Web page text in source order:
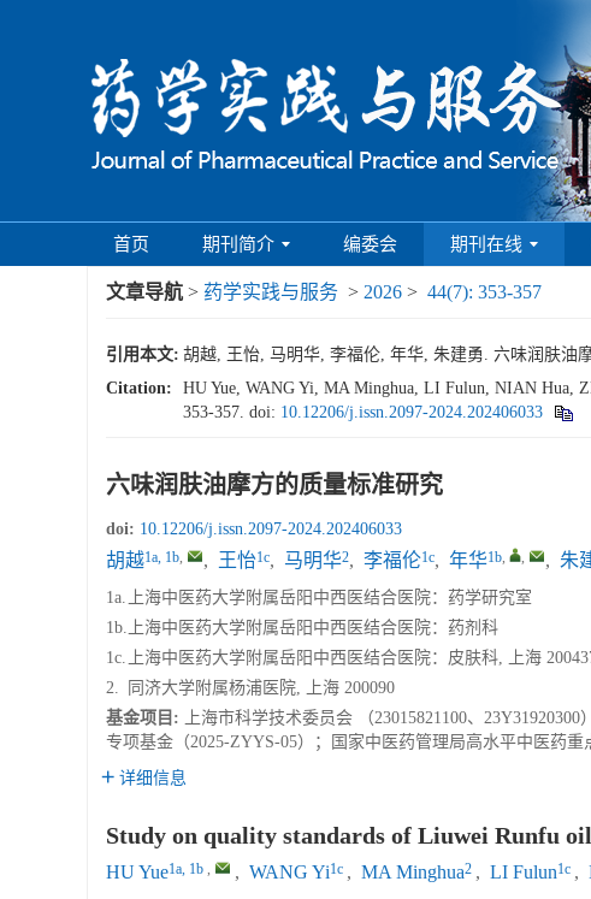
首页 期刊简介 编委会 期刊在线
文章导航 > 药学实践与服务 > 2026 > 44(7): 353-357
引用本文: 胡越, 王怡, 马明华, 李福伦, 年华, 朱建勇. 六味润肤油
Citation:
HU Yue, WANG Yi, MA Minghua, LI Fulun, NIAN Hua,
353-357. doi: 10.12206/j.issn.2097-2024.202406033
六味润肤油摩方的质量标准研究
doi: 10.12206/j.issn.2097-2024.202406033
胡越1a, 1b, , 王怡1c, 马明华2, 李福伦1c, 年华1b, , , 朱
1a. 上海中医药大学附属岳阳中西医结合医院：药学研究室
1b. 上海中医药大学附属岳阳中西医结合医院：药剂科
1c. 上海中医药大学附属岳阳中西医结合医院：皮肤科, 上海
2.
同济大学附属杨浦医院, 上海 200090
基金项目:
上海市科学技术委员会 （23015821100、
专项基金（2025-ZYYS-05）；国家中医药管理局高水平中医药重
详细信息
Study on quality standards of Liuwei Runfu
HU Yue1a, 1b , , WANG Yi1c , MA Minghua2 , LI Fulun1c ,